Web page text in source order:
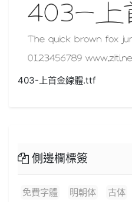
403-上首金線體.ttf
側邊欄標簽
免費字體 明朝体 古体